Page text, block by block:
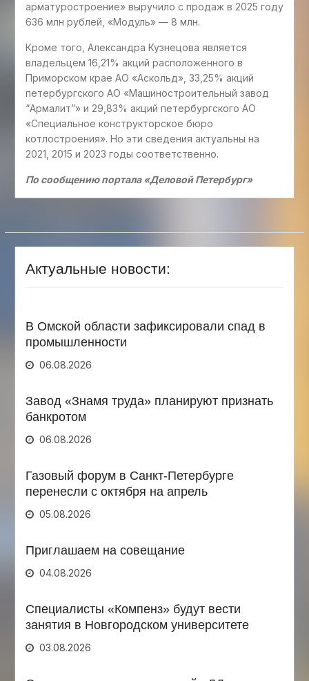
арматуростроение» выручило с продаж в 2025 году
636 млн рублей, «Модуль» — 8 млн.
Кроме того, Александра Кузнецова является
владельцем 16,21% акций расположенного в
Приморском крае АО «Аскольд», 33,25% акций
петербургского АО «Машиностроительный завод
“Армалит”» и 29,83% акций петербургского АО
«Специальное конструкторское бюро
котлостроения». Но эти сведения актуальны на
2021, 2015 и 2023 годы соответственно.
По сообщению портала «Деловой Петербург»
Актуальные новости:
В Омской области зафиксировали спад в
промышленности
06.08.2026
Завод «Знамя труда» планируют признать
банкротом
06.08.2026
Газовый форум в Санкт-Петербурге
перенесли с октября на апрель
05.08.2026
Приглашаем на совещание
04.08.2026
Специалисты «Компенз» будут вести
занятия в Новгородском университете
03.08.2026